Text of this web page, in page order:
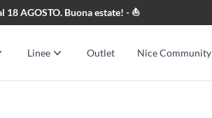
AGOSTO. Buona estate! - ⛵
Linee Outlet Nice Community